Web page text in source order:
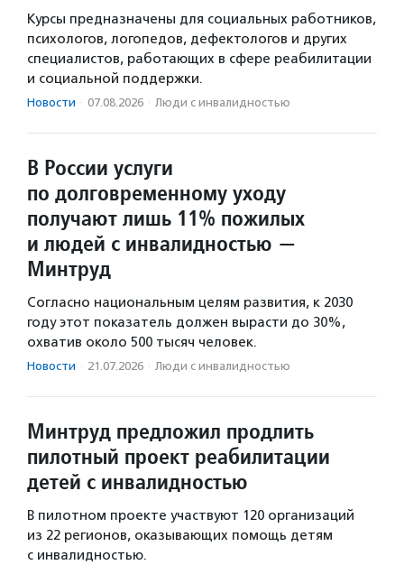
Курсы предназначены для социальных работников,
психологов, логопедов, дефектологов и других
специалистов, работающих в сфере реабилитации
и социальной поддержки.
Новости · 07.08.2026 · Люди с инвалидностью
В России услуги
по долговременному уходу
получают лишь 11% пожилых
и людей с инвалидностью —
Минтруд
Согласно национальным целям развития, к 2030
году этот показатель должен вырасти до 30%,
охватив около 500 тысяч человек.
Новости · 21.07.2026 · Люди с инвалидностью
Минтруд предложил продлить
пилотный проект реабилитации
детей с инвалидностью
В пилотном проекте участвуют 120 организаций
из 22 регионов, оказывающих помощь детям
с инвалидностью.